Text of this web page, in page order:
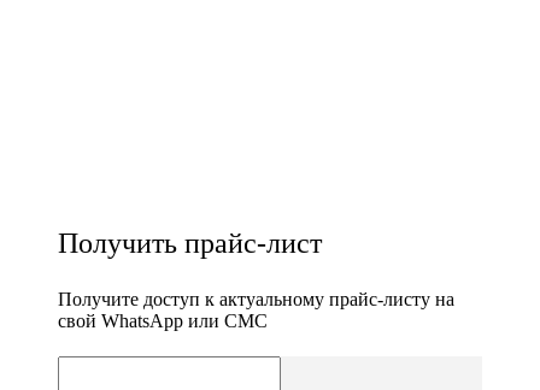
Получить прайс-лист
Получите доступ к актуальному прайс-листу на
свой WhatsApp или СМС